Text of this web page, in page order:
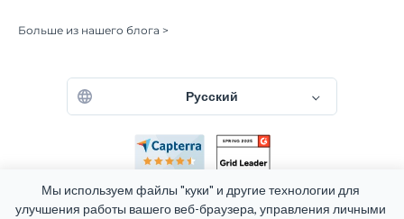
Мы используем файлы "куки" и другие технологии для
улучшения работы вашего веб-браузера, управления личными
Больше из нашего блога >
Русский